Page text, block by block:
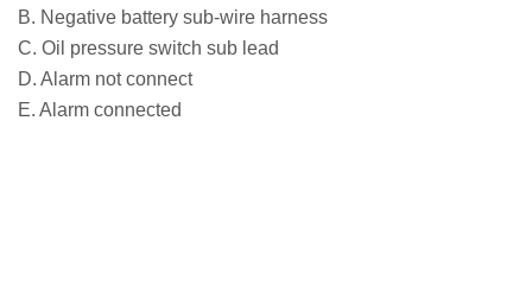
B. Negative battery sub-wire harness
C. Oil pressure switch sub lead
D. Alarm not connect
E. Alarm connected